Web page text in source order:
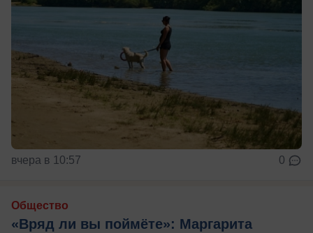
вчера в 10:57 0
Общество
«Вряд ли вы поймёте»: Маргарита